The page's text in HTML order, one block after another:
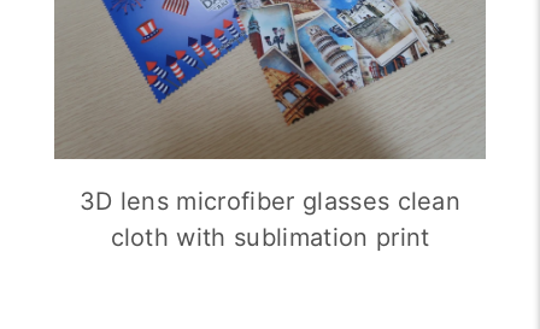
3D lens microfiber glasses clean
cloth with sublimation print